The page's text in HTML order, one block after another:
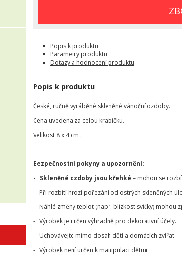
Popis k produktu
Parametry produktu
Dotazy a hodnocení produktu
Popis k produktu
České, ručně vyráběné skleněné vánoční ozdoby.
Cena uvedena za celou krabičku.
Velikost 8 x 4 cm .
Bezpečnostní pokyny a upozornění:
- Skleněné ozdoby jsou křehké – mohou se
- Při rozbití hrozí pořezání od ostrých skleněných
- Náhlé změny teplot (např. blízkost svíčky) mohou
- Výrobek je určen výhradně pro dekorativní účely.
- Uchovávejte mimo dosah dětí a domácích zvířat.
- Výrobek není určen k manipulaci dětmi.